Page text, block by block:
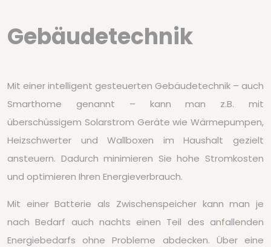
Gebäudetechnik
Mit einer intelligent gesteuerten Gebäudetechnik – auch
Smarthome genannt – kann man z.B. mit
überschüssigem Solarstrom Geräte wie Wärmepumpen,
Heizschwerter und Wallboxen im Haushalt gezielt
ansteuern. Dadurch minimieren Sie hohe Stromkosten
und optimieren Ihren Energieverbrauch.
Mit einer Batterie als Zwischenspeicher kann man je
nach Bedarf auch nachts einen Teil des anfallenden
Energiebedarfs ohne Probleme abdecken. Über eine